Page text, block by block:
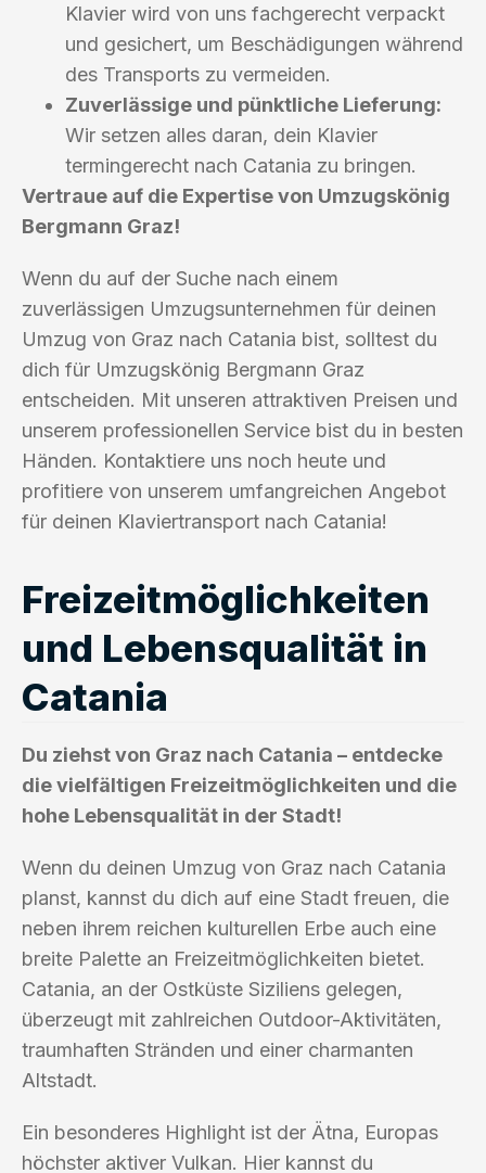
Klavier wird von uns fachgerecht verpackt
und gesichert, um Beschädigungen während
des Transports zu vermeiden.
Zuverlässige und pünktliche Lieferung:
Wir setzen alles daran, dein Klavier
termingerecht nach Catania zu bringen.
Vertraue auf die Expertise von Umzugskönig
Bergmann Graz!
Wenn du auf der Suche nach einem
zuverlässigen Umzugsunternehmen für deinen
Umzug von Graz nach Catania bist, solltest du
dich für Umzugskönig Bergmann Graz
entscheiden. Mit unseren attraktiven Preisen und
unserem professionellen Service bist du in besten
Händen. Kontaktiere uns noch heute und
profitiere von unserem umfangreichen Angebot
für deinen Klaviertransport nach Catania!
Freizeitmöglichkeiten
und Lebensqualität in
Catania
Du ziehst von Graz nach Catania – entdecke
die vielfältigen Freizeitmöglichkeiten und die
hohe Lebensqualität in der Stadt!
Wenn du deinen Umzug von Graz nach Catania
planst, kannst du dich auf eine Stadt freuen, die
neben ihrem reichen kulturellen Erbe auch eine
breite Palette an Freizeitmöglichkeiten bietet.
Catania, an der Ostküste Siziliens gelegen,
überzeugt mit zahlreichen Outdoor-Aktivitäten,
traumhaften Stränden und einer charmanten
Altstadt.
Ein besonderes Highlight ist der Ätna, Europas
höchster aktiver Vulkan. Hier kannst du